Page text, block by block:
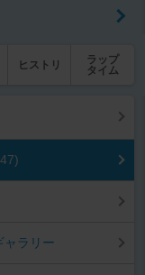
ヒストリ
ラップ
タイム
ャラリー